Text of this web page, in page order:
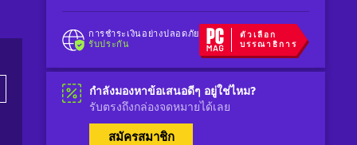
การชำระเงินอย่างปลอดภัย
รับประกัน
ตัวเลือก
บรรณาธิการ
กำลังมองหาข้อเสนอดีๆ อยู่ใช่ไหม?
รับตรงถึงกล่องจดหมายได้เลย
สมัครสมาชิก